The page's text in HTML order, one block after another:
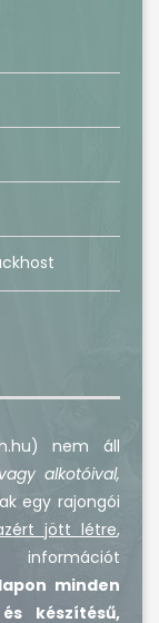
nem áll
alkotóival,
egy rajongói
jött létre,
minden
készítésű,